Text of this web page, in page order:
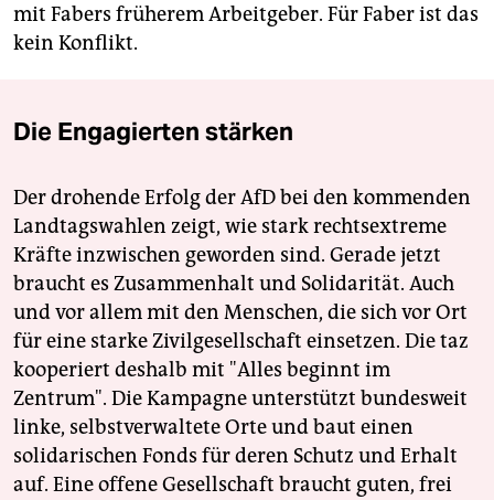
mit Fabers früherem Arbeitgeber. Für Faber ist das
kein Konflikt.
Die Engagierten stärken
Der drohende Erfolg der AfD bei den kommenden
Landtagswahlen zeigt, wie stark rechtsextreme
Kräfte inzwischen geworden sind. Gerade jetzt
braucht es Zusammenhalt und Solidarität. Auch
und vor allem mit den Menschen, die sich vor Ort
für eine starke Zivilgesellschaft einsetzen. Die taz
kooperiert deshalb mit "Alles beginnt im
Zentrum". Die Kampagne unterstützt bundesweit
linke, selbstverwaltete Orte und baut einen
solidarischen Fonds für deren Schutz und Erhalt
auf. Eine offene Gesellschaft braucht guten, frei